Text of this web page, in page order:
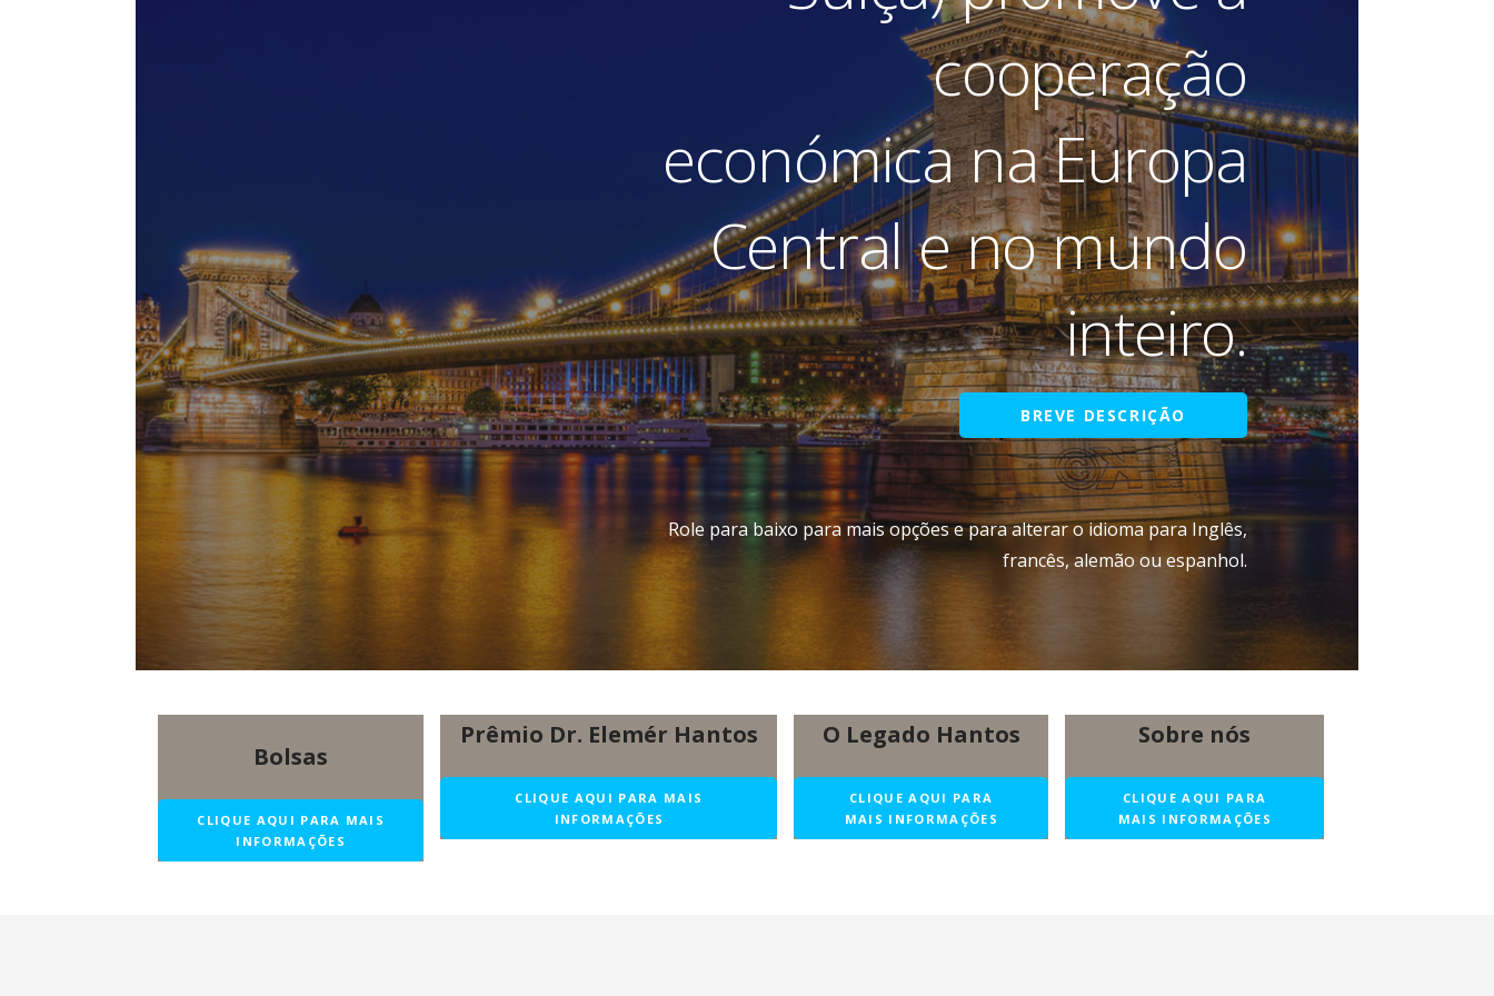
cooperação
económica na Europa
Central e no mundo
inteiro.
BREVE DESCRIÇÃO
Role para baixo para mais opções e para alterar o idioma para Inglês,
francês, alemão ou espanhol.
Bolsas
CLIQUE AQUI PARA MAIS
INFORMAÇÕES
Prêmio Dr. Elemér Hantos
CLIQUE AQUI PARA MAIS
INFORMAÇÕES
O Legado Hantos
CLIQUE AQUI PARA
MAIS INFORMAÇÕES
Sobre nós
CLIQUE AQUI PARA
MAIS INFORMAÇÕES